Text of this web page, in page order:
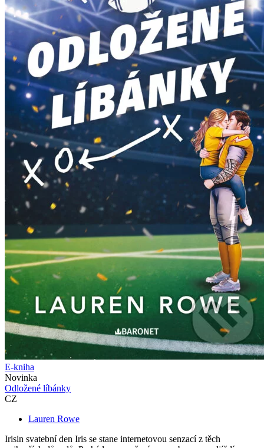
E-kniha
Novinka
Odložené líbánky
CZ
Lauren Rowe
Irisin svatební den Iris se stane internetovou senzací z těch